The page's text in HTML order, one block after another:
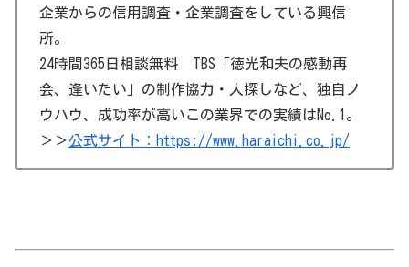
企業からの信用調査・企業調査をしている興信
所。
24時間365日相談無料 TBS「徳光和夫の感動再
会、逢いたい」の制作協力・人探しなど、独自ノ
ウハウ、成功率が高いこの業界での実績はNo.1。
＞＞公式サイト：https://www.haraichi.co.jp/